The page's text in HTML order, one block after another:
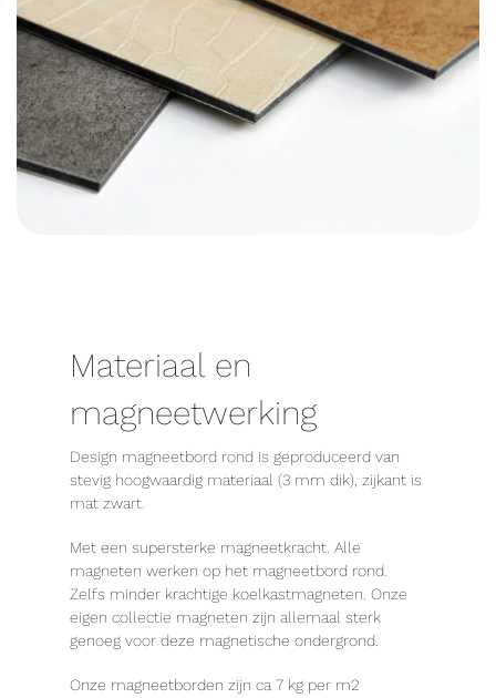
Materiaal en
magneetwerking
Design magneetbord rond is geproduceerd van
stevig hoogwaardig materiaal (3 mm dik), zijkant is
mat zwart.
Met een supersterke magneetkracht. Alle
magneten werken op het magneetbord rond.
Zelfs minder krachtige koelkastmagneten. Onze
eigen collectie magneten zijn allemaal sterk
genoeg voor deze magnetische ondergrond.
Onze magneetborden zijn ca 7 kg per m2